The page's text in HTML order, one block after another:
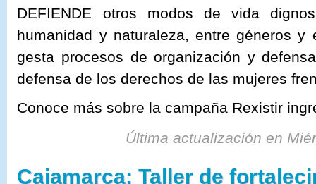
DEFIENDE otros modos de vida
humanidad y naturaleza, entre géneros
gesta procesos de organización y
defensa de los derechos de las mujeres
Conoce más sobre la campaña Rexistir
Última actualización en
Cajamarca: Taller de